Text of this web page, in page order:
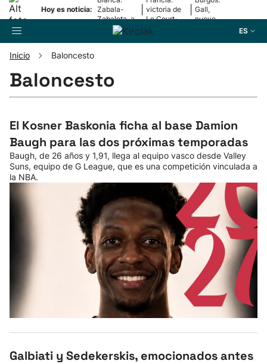
Hoy es noticia: Zabala-
Zabaleta, a
la final
victoria de
Le Court-
Pienaar
Gall,
nuevo
ES
Fútbol
Pelota
Remo
Balonmano
Kirolak 360
Inicio Baloncesto
Baloncesto
El Kosner Baskonia ficha al base Damion
Baugh para las dos próximas temporadas
Baugh, de 26 años y 1,91, llega al equipo vasco desde Valley
Suns, equipo de G League, que es una competición vinculada a
la NBA.
Galbiati y Sedekerskis, emocionados antes